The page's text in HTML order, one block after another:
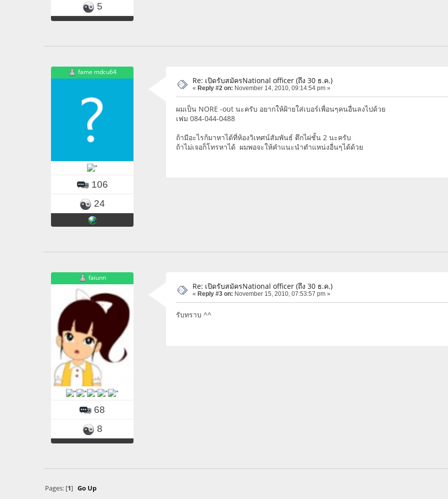
5
fame mdcu64
106
24
Re: เปิดรับสมัครNational officer (ถึง 30 ธ.ค.)
« Reply #2 on: November 14, 2010, 09:14:54 pm »
ผมเป็น NORE -out นะครับ อยากให้ฝ้ายใส่เบอร์เพื่อนๆคนอื่นลงไปด้วย
เฟม 084-044-0488
ถ้ามีอะไรก้มาหาได้ที่ห้องวิเทศน์สัมพันธ์ ตึกไผ่ชั้น 2 นะครับ
ถ้าไม่เจอก็โทรหาได้ ผมพอจะให้คำแนะนำตำแหน่งอื่นๆได้ด้วย
faiunn
68
8
Re: เปิดรับสมัครNational officer (ถึง 30 ธ.ค.)
« Reply #3 on: November 15, 2010, 07:53:57 pm »
รับทราบ ^^
Pages: [1] Go Up